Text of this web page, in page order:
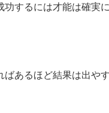
するには才能は確実に
あるほど結果は出やす